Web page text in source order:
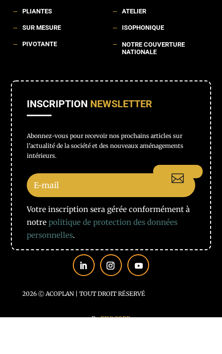
K PLIANTES K ATELIER
K SUR MESURE K ISOPHONIQUE
K PIVOTANTE K
NOTRE COUVERTURE
NATIONALE
INSCRIPTION NEWSLETTER
Abonnez-vous pour recevoir nos prochains articles sur
l'actualité de la société et des nouveaux aménagements
intérieurs.
Votre inscription sera gérée conformément à
notrepolitique de protection des données
personnelles.
2026 Ⓒ ACOPLAN | TOUT DROIT RÉSERVÉ
ByEXOCORP